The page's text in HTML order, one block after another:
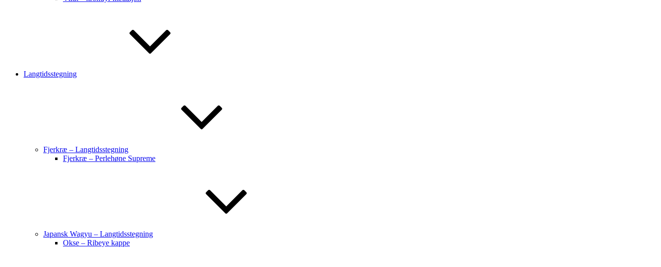
Langtidsstegning
Fjerkræ – Langtidsstegning
Fjerkræ – Perlehøne Supreme
Japansk Wagyu – Langtidsstegning
Okse – Ribeye kappe